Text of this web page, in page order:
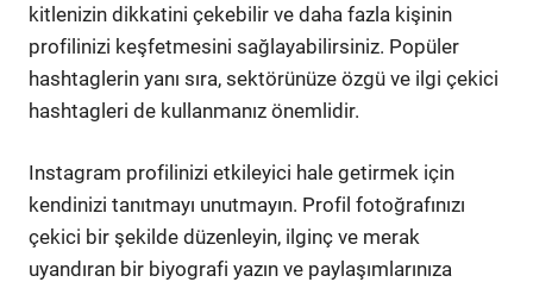
kitlenizin dikkatini çekebilir ve daha fazla kişinin
profilinizi keşfetmesini sağlayabilirsiniz. Popüler
hashtaglerin yanı sıra, sektörünüze özgü ve ilgi çekici
hashtagleri de kullanmanız önemlidir.
Instagram profilinizi etkileyici hale getirmek için
kendinizi tanıtmayı unutmayın. Profil fotoğrafınızı
çekici bir şekilde düzenleyin, ilginç ve merak
uyandıran bir biyografi yazın ve paylaşımlarınıza